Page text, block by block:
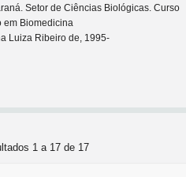
Setor de Ciências Biológicas. Curso
em Biomedicina
Luiza Ribeiro de, 1995-
1 a 17 de 17